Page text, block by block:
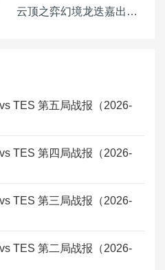
云顶之弈幻境龙迭嘉出装 迭嘉主C阵容搭配推荐
TES 第五局战报（2026-
TES 第四局战报（2026-
TES 第三局战报（2026-
TES 第二局战报（2026-